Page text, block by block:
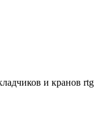
и кранов rtg